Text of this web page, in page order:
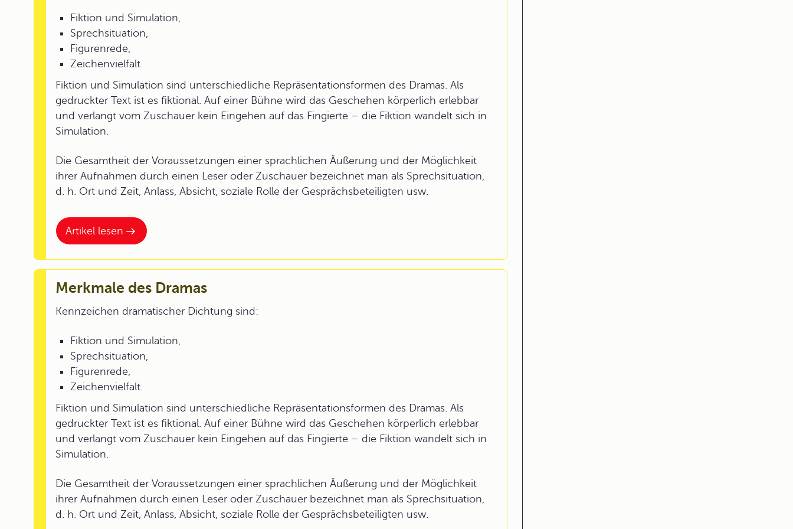
Artikel lesen
Fiktion und Simulation,
Sprechsituation,
Figurenrede,
Zeichenvielfalt.
Fiktion und Simulation sind unterschiedliche Repräsentationsformen des Dramas. Als
gedruckter Text ist es fiktional. Auf einer Bühne wird das Geschehen körperlich erlebbar
und verlangt vom Zuschauer kein Eingehen auf das Fingierte – die Fiktion wandelt sich in
Simulation.
Die Gesamtheit der Voraussetzungen einer sprachlichen Äußerung und der Möglichkeit
ihrer Aufnahmen durch einen Leser oder Zuschauer bezeichnet man als Sprechsituation,
d. h. Ort und Zeit, Anlass, Absicht, soziale Rolle der Gesprächsbeteiligten usw.
Merkmale des Dramas
Kennzeichen dramatischer Dichtung sind:
Fiktion und Simulation,
Sprechsituation,
Figurenrede,
Zeichenvielfalt.
Fiktion und Simulation sind unterschiedliche Repräsentationsformen des Dramas. Als
gedruckter Text ist es fiktional. Auf einer Bühne wird das Geschehen körperlich erlebbar
und verlangt vom Zuschauer kein Eingehen auf das Fingierte – die Fiktion wandelt sich in
Simulation.
Die Gesamtheit der Voraussetzungen einer sprachlichen Äußerung und der Möglichkeit
ihrer Aufnahmen durch einen Leser oder Zuschauer bezeichnet man als Sprechsituation,
d. h. Ort und Zeit, Anlass, Absicht, soziale Rolle der Gesprächsbeteiligten usw.